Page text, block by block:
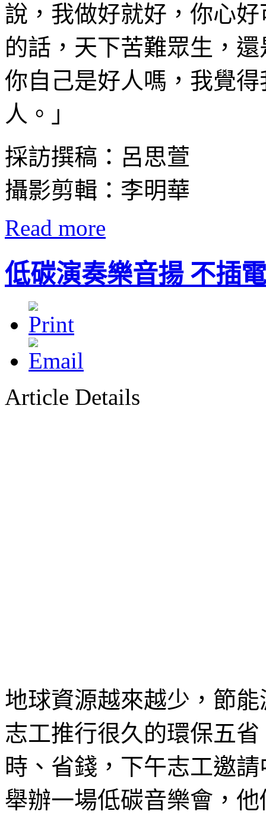
說，我做好就好，你心
的話，天下苦難眾生，
你自己是好人嗎，我覺
人。」
採訪撰稿：呂思萱
攝影剪輯：李明華
Read more
低碳演奏樂音揚 不插
Article Details
地球資源越來越少，節
志工推行很久的環保五
時、省錢，下午志工邀
舉辦一場低碳音樂會，